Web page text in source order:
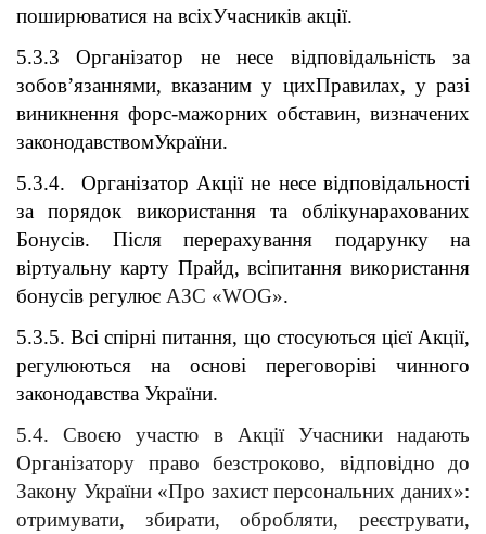
поширюватися на всіхУчасників акції.
5.3.3 Організатор не несе відповідальність за
зобов’язаннями, вказаним у цихПравилах, у разі
виникнення форс-мажорних обставин, визначених
законодавствомУкраїни.
5.3.4.  Організатор Акції не несе відповідальності
за порядок використання та облікунарахованих
Бонусів. Після перерахування подарунку на
віртуальну карту Прайд, всіпитання використання
бонусів регулює АЗС «WOG».
5.3.5. Всі спірні питання, що стосуються цієї Акції,
регулюються на основі переговоріві чинного
законодавства України.
5.4. Своєю участю в Акції Учасники надають
Організатору право безстроково, відповідно до
Закону України «Про захист персональних даних»:
отримувати, збирати, обробляти, реєструвати,